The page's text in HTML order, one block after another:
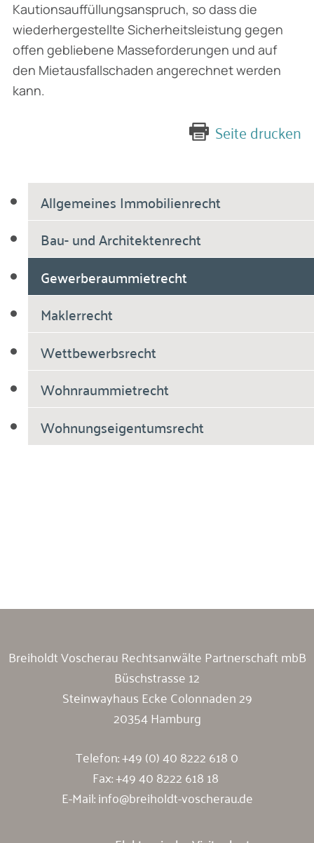
Allgemeines Immobilienrecht
Bau- und Architektenrecht
Gewerberaummietrecht
Maklerrecht
Wettbewerbsrecht
Wohnraummietrecht
Wohnungseigentumsrecht
Kautionsauffüllungsanspruch, so dass die
wiederhergestellte Sicherheitsleistung gegen
offen gebliebene Masseforderungen und auf
den Mietausfallschaden angerechnet werden
kann.
Seite drucken
Breiholdt Voscherau Rechtsanwälte Partnerschaft mbB
Büschstrasse 12
Steinwayhaus Ecke Colonnaden 29
20354 Hamburg
Telefon:+49 (0) 40 8222 618 0
Fax: +49 40 8222 618 18
E-Mail:info@breiholdt-voscherau.de